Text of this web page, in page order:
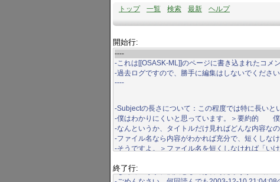
トップ 一覧 検索 最新
ヘルプ
開始行:
終了行: